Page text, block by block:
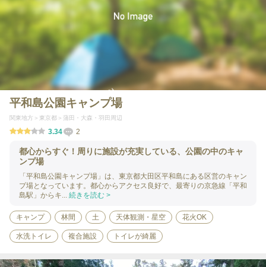
平和島公園キャンプ場
関東地方 東京都 蒲田・大森・羽田周辺
3.34 2
都心からすぐ！周りに施設が充実している、公園の中のキャ
ンプ場
「平和島公園キャンプ場」は、東京都大田区平和島にある区営のキャン
プ場となっています。都心からアクセス良好で、最寄りの京急線「平和
島駅」からキ... 続きを読む >
キャンプ 林間 土 天体観測・星空 花火OK
水洗トイレ 複合施設 トイレが綺麗